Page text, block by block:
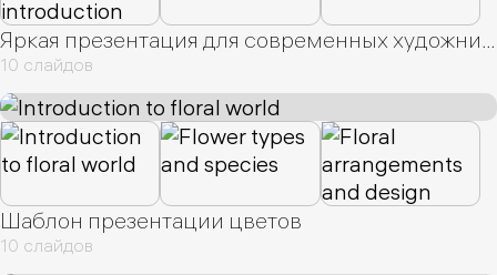
Яркая презентация для современных художников
10 слайдов
Шаблон презентации цветов
10 слайдов